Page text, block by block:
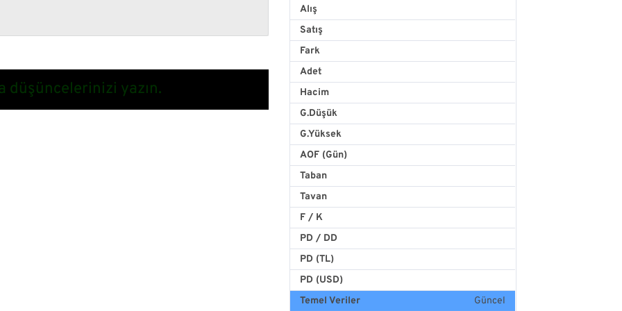
düşüncelerinizi yazın.
Alış
Satış
Fark
Adet
Hacim
G.Düşük
G.Yüksek
AOF (Gün)
Taban
Tavan
F / K
PD / DD
PD (TL)
PD (USD)
Temel Veriler
Güncel